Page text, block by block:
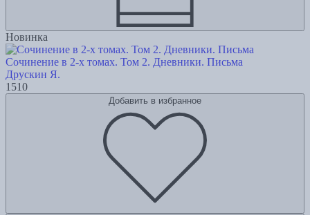
Новинка
Сочинение в 2-х томах. Том 2. Дневники. Письма
Друскин Я.
1510
Добавить в избранное